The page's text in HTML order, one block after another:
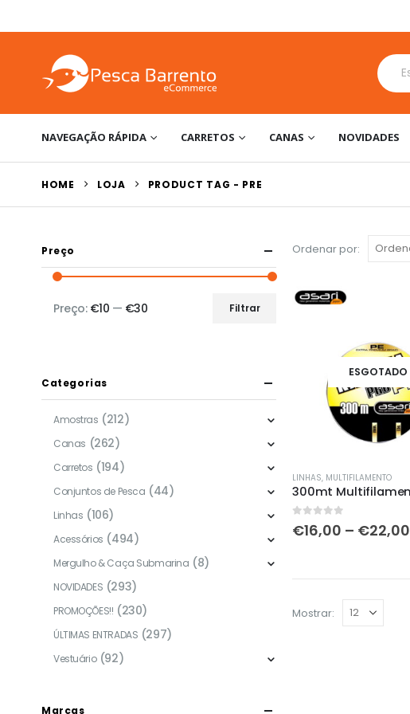
NAVEGAÇÃO RÁPIDA CARRETOS CANAS NOVIDADES
HOME LOJA PRODUCT TAG - PRE
Ordenar por:
ESGOTADO
This
product
has
multiple
may
LINHAS, MULTIFILAMENTO
out of 5
€16,00 – €22,00
Mostrar:
Preço
Preço
Preço
Filtrar
Preço: €10 — €30
Categorias
Amostras (212)
Canas (262)
Carretos (194)
Conjuntos de Pesca (44)
Linhas (106)
Acessórios (494)
Mergulho & Caça Submarina (8)
NOVIDADES (293)
PROMOÇÕES!! (230)
ÚLTIMAS ENTRADAS (297)
Vestuário (92)
Marcas